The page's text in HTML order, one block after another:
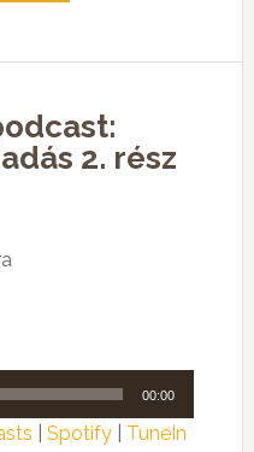
2. rész
00:00
Spotify| TuneIn